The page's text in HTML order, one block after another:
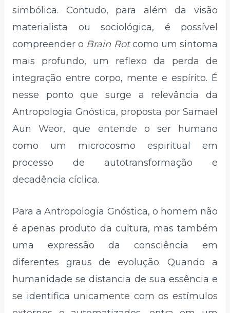
simbólica. Contudo, para além da visão
materialista ou sociológica, é possível
compreender o Brain Rotcomo um sintoma
mais profundo, um reflexo da perda de
integração entre corpo, mente e espírito. É
nesse ponto que surge a relevância da
Antropologia Gnóstica, proposta por Samael
Aun Weor, que entende o ser humano
como um microcosmo espiritual em
processo de autotransformação e
decadência cíclica.
Para a Antropologia Gnóstica, o homem não
é apenas produto da cultura, mas também
uma expressão da consciência em
diferentes graus de evolução. Quando a
humanidade se distancia de sua essência e
se identifica unicamente com os estímulos